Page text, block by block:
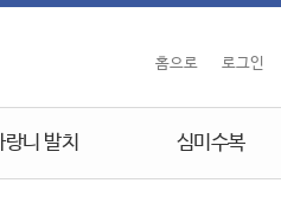
홈으로 로그인
니 발치 심미수복